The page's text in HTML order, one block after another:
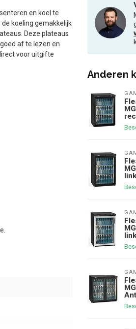
en koel te
koeling gemakkelijk
Deze plateaus
af te lezen en
voor uitgifte
Anderen